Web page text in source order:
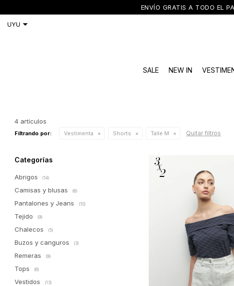
ENVÍO GRATIS A TODO EL
SALE NEW IN
4 artículos
Filtrando por: Vestimenta Shorts Talle M Quitar filtros
Categorías
Abrigos (14)
Camisas y blusas (6)
Pantalones y Jeans (10)
Tejido (9)
Chalecos (5)
Buzos y canguros (3)
Remeras (9)
Tops (6)
Vestidos (13)